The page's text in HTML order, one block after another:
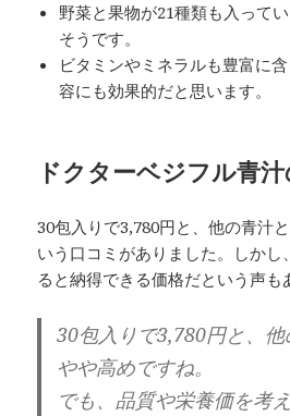
野菜と果物が21種類も入って
そうです。
ビタミンやミネラルも豊富に
容にも効果的だと思います。
ドクターベジフル青
30包入りで3,780円と、他の青汁
いう口コミがありました。しかし
ると納得できる価格だという声も
30包入りで3,780円と、
やや高めですね。
でも、品質や栄養価を考